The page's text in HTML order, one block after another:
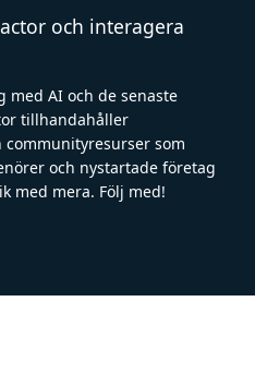
och interagera
med AI och de senaste
tillhandahåller
som
och nystartade företag
med mera. Följ med!